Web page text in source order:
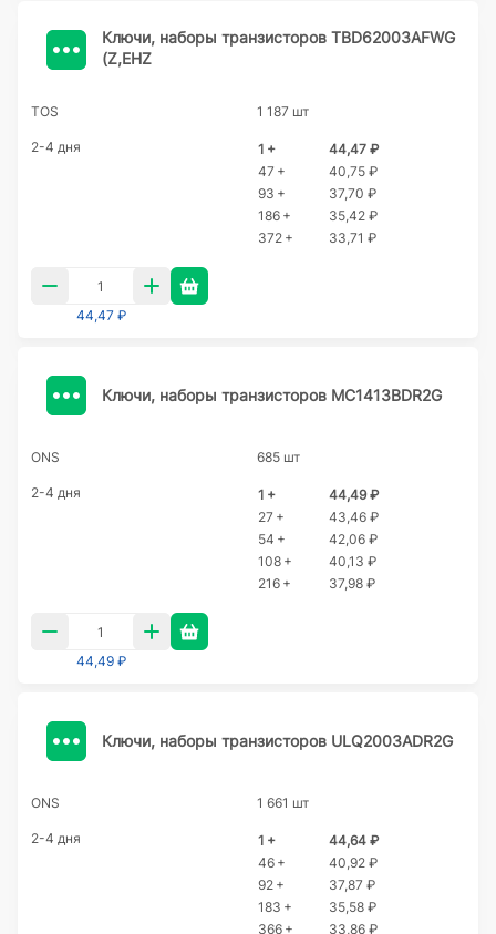
Ключи, наборы транзисторов TBD62003AFWG
(Z,EHZ
TOS 1 187 шт
2-4 дня 1 +
44,47 ₽
47 +
40,75 ₽
93 +
37,70 ₽
186 +
35,42 ₽
372 +
33,71 ₽
44,47 ₽
Ключи, наборы транзисторов MC1413BDR2G
ONS 685 шт
2-4 дня 1 +
44,49 ₽
27 +
43,46 ₽
54 +
42,06 ₽
108 +
40,13 ₽
216 +
37,98 ₽
44,49 ₽
Ключи, наборы транзисторов ULQ2003ADR2G
ONS 1 661 шт
2-4 дня 1 +
44,64 ₽
46 +
40,92 ₽
92 +
37,87 ₽
183 +
35,58 ₽
366 +
33,86 ₽